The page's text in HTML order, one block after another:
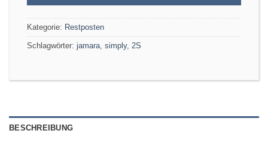
Kategorie: Restposten
Schlagwörter: jamara simply, 2S
BESCHREIBUNG